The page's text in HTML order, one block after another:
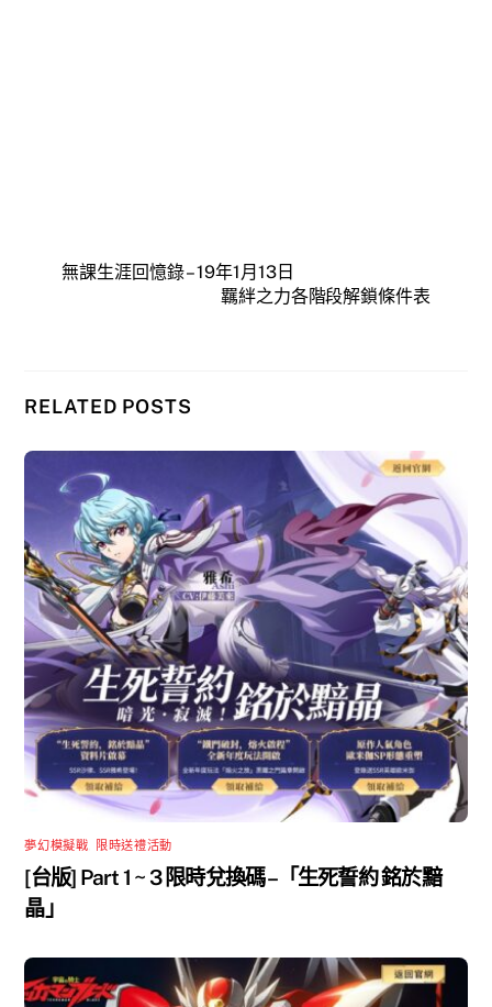
無課生涯回憶錄 – 19年1月13日
羈絆之力各階段解鎖條件表
RELATED POSTS
夢幻模擬戰 限時送禮活動
[台版] Part 1 ~ 3 限時兌換碼 –「生死誓約 銘於黯
晶」